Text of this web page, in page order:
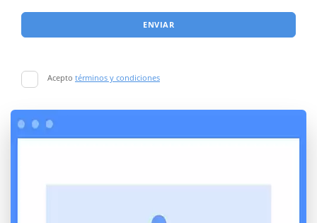
ENVIAR
Acepto términos y condiciones